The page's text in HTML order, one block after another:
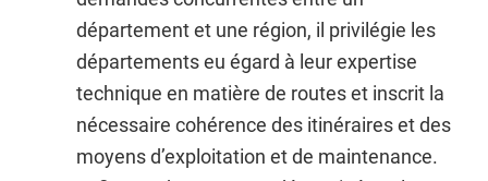
département et une région, il privilégie les
départements eu égard à leur expertise
technique en matière de routes et inscrit la
nécessaire cohérence des itinéraires et des
moyens d’exploitation et de maintenance.